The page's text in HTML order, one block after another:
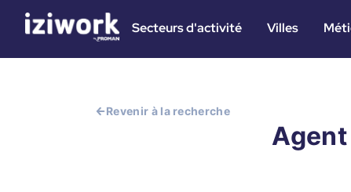
Secteurs d'activité Villes
Revenir à la recherche